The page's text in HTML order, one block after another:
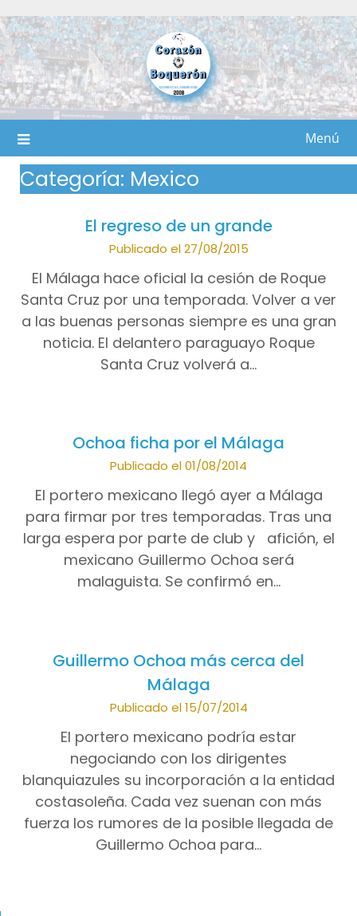
al
contenido
Menú
Categoría: Mexico
El regreso de un grande
Publicado el 27/08/2015
El Málaga hace oficial la cesión de Roque
Santa Cruz por una temporada. Volver a ver
a las buenas personas siempre es una gran
noticia. El delantero paraguayo Roque
Santa Cruz volverá a…
Ochoa ficha por el Málaga
Publicado el 01/08/2014
El portero mexicano llegó ayer a Málaga
para firmar por tres temporadas. Tras una
larga espera por parte de club y afición, el
mexicano Guillermo Ochoa será
malaguista. Se confirmó en…
Guillermo Ochoa más cerca del
Málaga
Publicado el 15/07/2014
El portero mexicano podría estar
negociando con los dirigentes
blanquiazules su incorporación a la entidad
costasoleña. Cada vez suenan con más
fuerza los rumores de la posible llegada de
Guillermo Ochoa para…